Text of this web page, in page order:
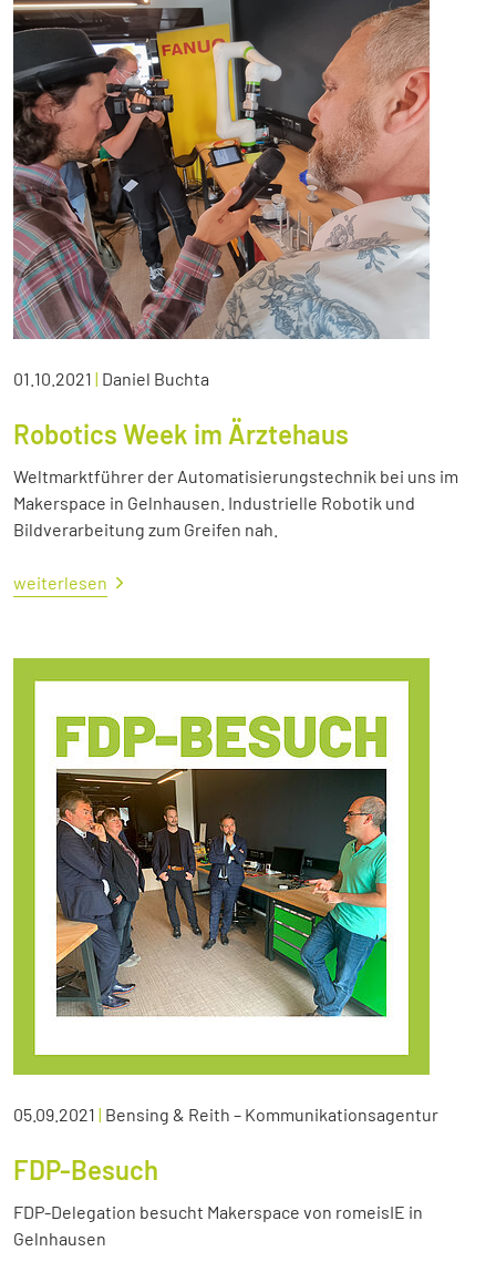
01.10.2021 | Daniel Buchta
Robotics Week im Ärztehaus
Weltmarktführer der Automatisierungstechnik bei uns im
Makerspace in Gelnhausen. Industrielle Robotik und
Bildverarbeitung zum Greifen nah.
weiterlesen
05.09.2021 | Bensing & Reith – Kommunikationsagentur
FDP-Besuch
FDP-Delegation besucht Makerspace von romeisIE in
Gelnhausen